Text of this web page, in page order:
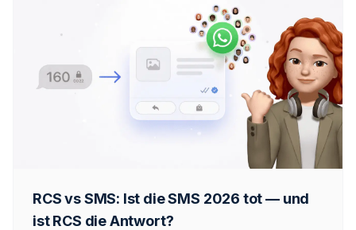
RCS vs SMS: Ist die SMS 2026 tot — und
ist RCS die Antwort?